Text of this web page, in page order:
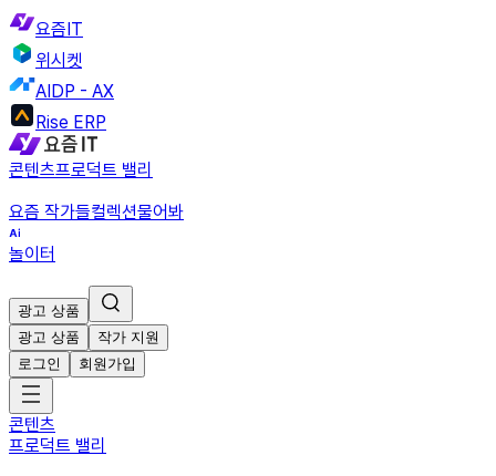
요즘IT
위시켓
AIDP - AX
Rise ERP
콘텐츠프로덕트 밸리
요즘 작가들컬렉션물어봐
놀이터
광고 상품
광고 상품
작가 지원
로그인
회원가입
콘텐츠
프로덕트 밸리